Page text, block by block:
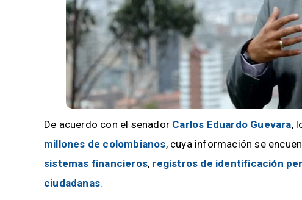
De acuerdo con el senador Carlos Eduardo Guevara,
millones de colombianos, cuya información se
sistemas financieros, registros de identificación
ciudadanas.